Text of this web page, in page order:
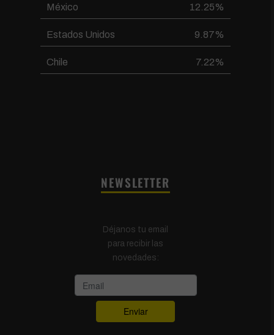
México 12.25%
Estados Unidos 9.87%
Chile 7.22%
NEWSLETTER
Déjanos tu email
para recibir las
novedades: